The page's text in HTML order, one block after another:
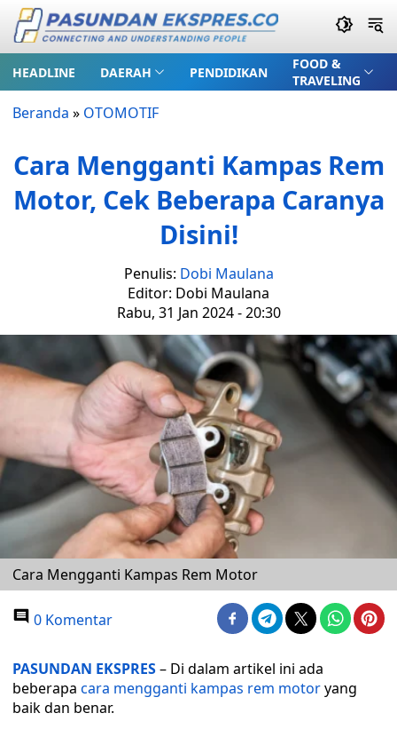
HEADLINE DAERAH PENDIDIKAN
FOOD &
TRAVELING
Beranda » OTOMOTIF
Cara Mengganti Kampas Rem
Motor, Cek Beberapa Caranya
Disini!
Penulis: Dobi Maulana
Editor: Dobi Maulana
Rabu, 31 Jan 2024 - 20:30
Cara Mengganti Kampas Rem Motor
0 Komentar
PASUNDAN EKSPRES– Di dalam artikel ini ada
beberapa cara mengganti kampas rem motoryang
baik dan benar.